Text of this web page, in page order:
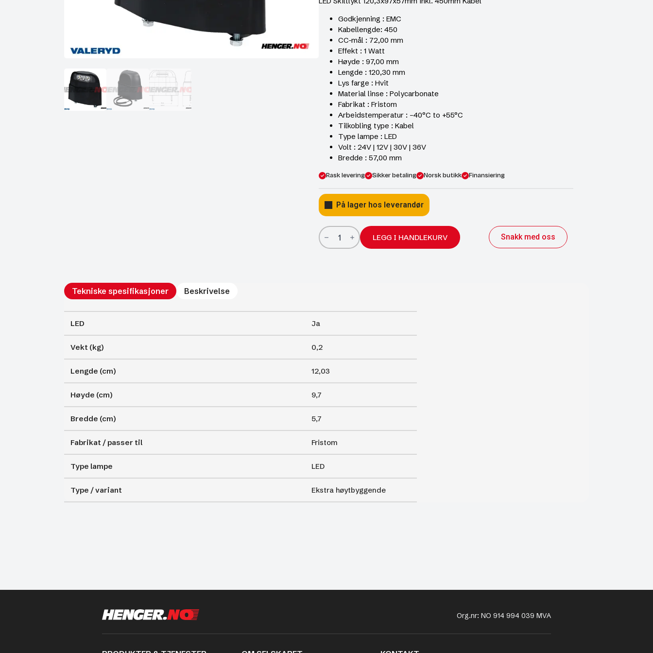
Godkjenning : EMC
Kabellengde: 450
CC-mål : 72,00 mm
Effekt : 1 Watt
Høyde : 97,00 mm
Lengde : 120,30 mm
Lys farge : Hvit
Material linse : Polycarbonate
Fabrikat : Fristom
Arbeidstemperatur : –40°C to +55°C
Tilkobling type : Kabel
Type lampe : LED
Volt : 24V | 12V | 30V | 36V
Bredde : 57,00 mm
Rask levering Sikker betaling Norsk butikk Finansiering
På lager hos leverandør
LED
Skiltlykt
120,3x97x57mm
LEGG I HANDLEKURV Snakk med oss
Tekniske spesifikasjoner Beskrivelse
LED Ja
Vekt (kg) 0,2
Lengde (cm) 12,03
Høyde (cm) 9,7
Bredde (cm) 5,7
Fabrikat / passer til Fristom
Type lampe LED
Type / variant Ekstra høytbyggende
Org.nr: NO 914 994 039 MVA